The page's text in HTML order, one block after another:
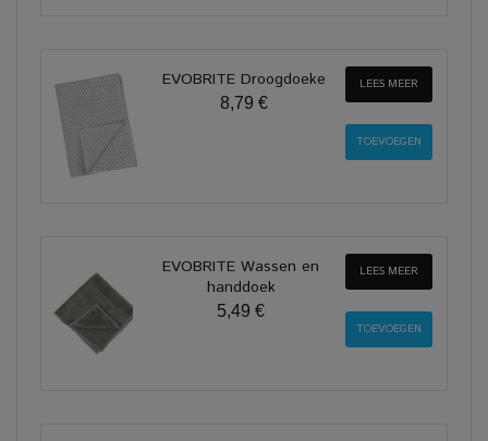
EVOBRITE Droogdoeke
8,79 €
LEES MEER
EVOBRITE Wassen en
handdoek
5,49 €
LEES MEER